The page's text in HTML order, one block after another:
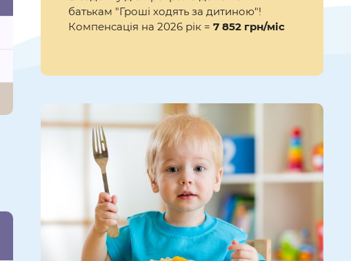
батькам "Гроші ходять за дитиною"!
Компенсація на 2026 рік = 7 852 грн/міс